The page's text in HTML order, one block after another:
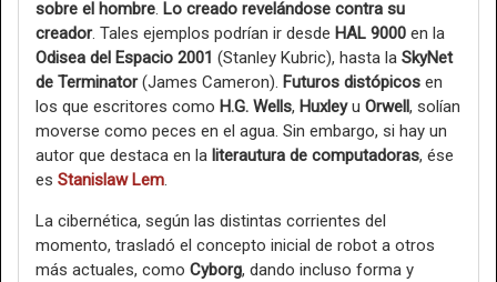
sobre el hombre. Lo creado revelándose contra su
creador. Tales ejemplos podrían ir desde HAL 9000 en la
Odisea del Espacio 2001 (Stanley Kubric), hasta la SkyNet
de Terminator(James Cameron). Futuros distópicos en
los que escritores como H.G. Wells, Huxleyu Orwell, solían
moverse como peces en el agua. Sin embargo, si hay un
autor que destaca en la literautura de computadoras, ése
es Stanislaw Lem.
La cibernética, según las distintas corrientes del
momento, trasladó el concepto inicial de robot a otros
más actuales, como Cyborg, dando incluso forma y